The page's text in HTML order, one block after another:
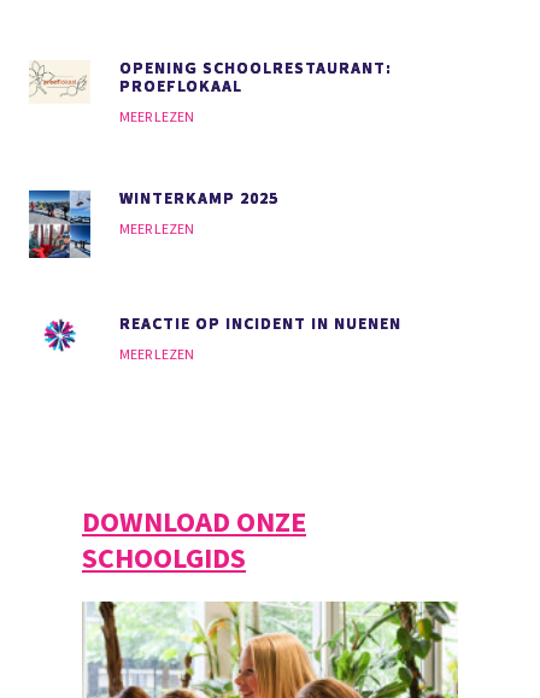
OPENING SCHOOLRESTAURANT:
PROEFLOKAAL
MEER LEZEN
WINTERKAMP 2025
MEER LEZEN
REACTIE OP INCIDENT IN NUENEN
MEER LEZEN
DOWNLOAD ONZE
SCHOOLGIDS